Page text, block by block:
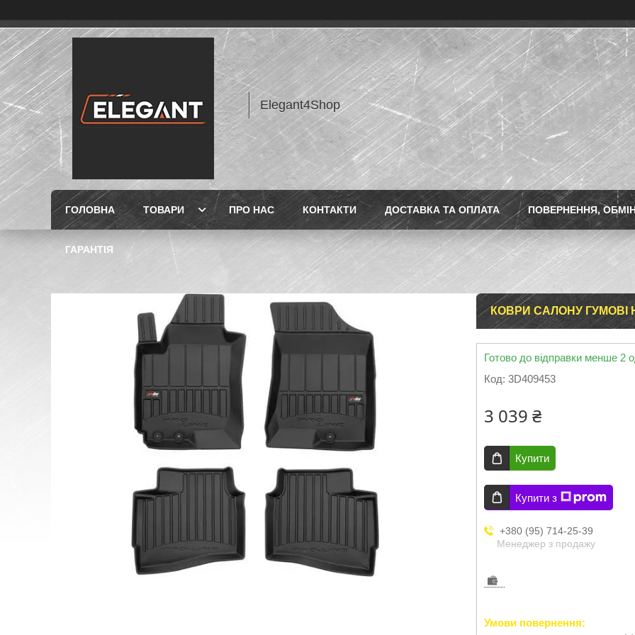
Elegant4Shop
ГОЛОВНА ТОВАРИ ПРО НАС КОНТАКТИ ДОСТАВКА ТА ОПЛАТА ПОВЕРНЕННЯ,
ГАРАНТІЯ
КОВРИ САЛОНУ ГУМОВІ
Готово до відправки менше 2
Код: 3D409453
3 039 ₴
Купити
Купити з
+380 (95) 714-25-39
Менеджер з продажу